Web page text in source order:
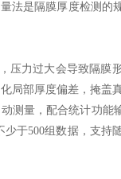
法是隔膜厚度检测的
力过大会导致隔膜
局部厚度偏差，掩盖
量，配合统计功能
于500组数据，支持